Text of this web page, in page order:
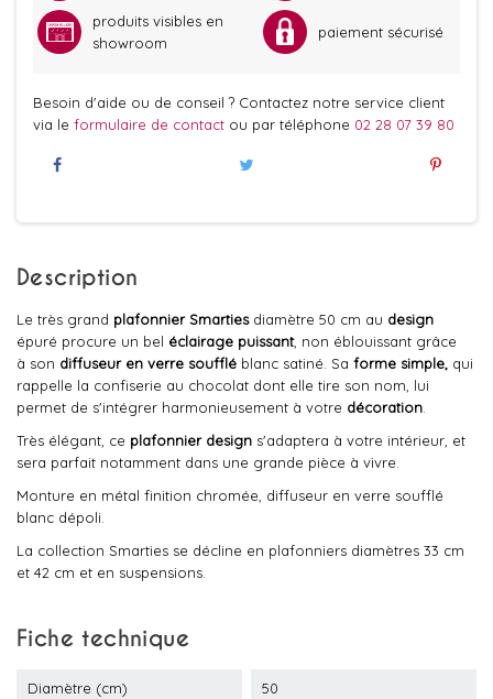
produits visibles en
showroom
paiement sécurisé
Besoin d'aide ou de conseil ? Contactez notre service client
via le formulaire de contact ou par téléphone 02 28 07 39 80
Description
Le très grand plafonnier Smartiesdiamètre 50 cm au design
épuré procure un bel éclairage puissant, non éblouissant grâce
à son diffuseur en verre soufflé blanc satiné. Sa forme simple, qui
rappelle la confiserie au chocolat dont elle tire son nom, lui
permet de s'intégrer harmonieusement à votre décoration
Très élégant, ce plafonnier design s'adaptera à votre intérieur, et
sera parfait notamment dans une grande pièce à vivre.
Monture en métal finition chromée, diffuseur en verre soufflé
blanc dépoli.
La collection Smarties se décline en plafonniers diamètres 33 cm
et 42 cm et en suspensions.
Fiche technique
Diamètre (cm) 50